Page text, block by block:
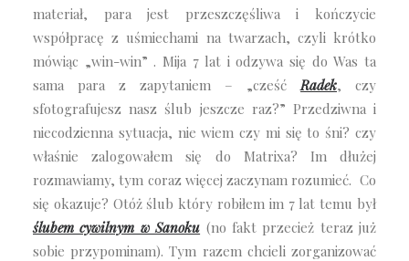
materiał, para jest przeszczęśliwa i kończycie
współpracę z uśmiechami na twarzach, czyli krótko
mówiąc „win-win” . Mija 7 lat i odzywa się do Was ta
sama para z zapytaniem – „cześćRadek, czy
sfotografujesz nasz ślub jeszcze raz?” Przedziwna i
niecodzienna sytuacja, nie wiem czy mi się to śni? czy
właśnie zalogowałem się do Matrixa? Im dłużej
rozmawiamy, tym coraz więcej zaczynam rozumieć. Co
się okazuje? Otóż ślub który robiłem im 7 lat temu był
ślubem cywilnym w Sanoku (no fakt przecież teraz już
sobie przypominam). Tym razem chcieli zorganizować